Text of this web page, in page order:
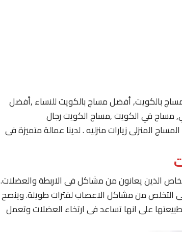
بالكويت, أفضل مساج بالكويت للنساء ,أفضل
المنزلى زيارات منزليه . لدينا عمالة متميزة فى
الذين يعانون من مشاكل فى الاربطة والعضلات.
التخلص من مشاكل الاعصاب لفترات طويلة. وينصح
على انها تساعد فى ارتخاء العضلات وتعمل